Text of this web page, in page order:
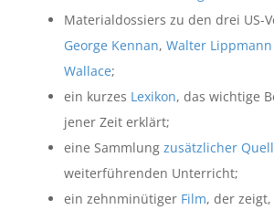
Materialdossiers zu den drei US-
George Kennan, Walter Lippmann
Wallace;
ein kurzes Lexikon, das wichtige
jener Zeit erklärt;
eine Sammlung zusätzlicher
weiterführenden Unterricht;
ein zehnminütiger Film, der